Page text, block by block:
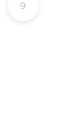
9